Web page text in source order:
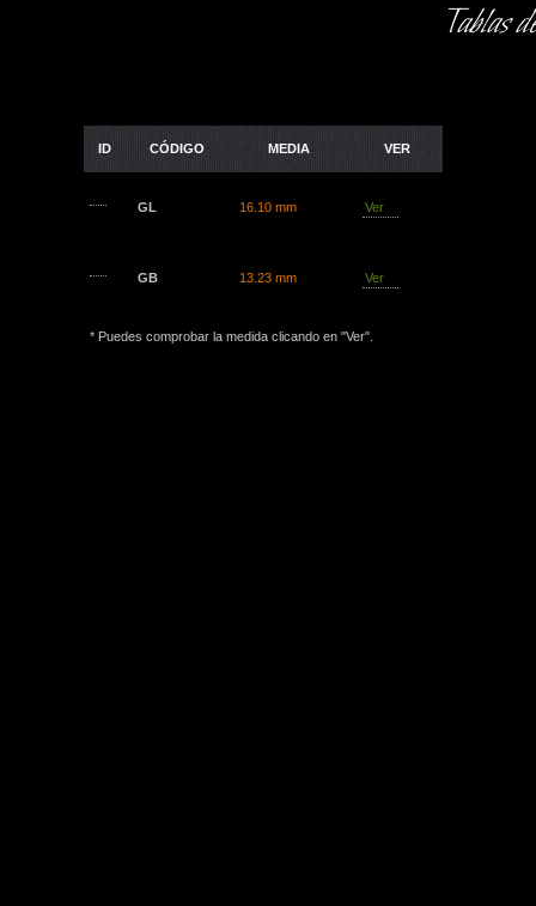
Tablas
ID CÓDIGO MEDIA VER
* Puedes comprobar la medida clicando en "Ver".
GL 16.10 mm Ver
GB 13.23 mm Ver